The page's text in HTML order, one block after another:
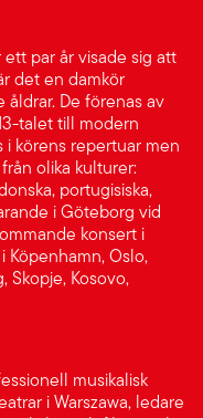
par år visade sig att
det en damkör
De förenas av
talet till modern
i körens repertuar men
olika kulturer:
portugisiska,
i Göteborg vid
konsert i
Köpenhamn, Oslo,
Skopje, Kosovo,
musikalisk
i Warszawa, ledare